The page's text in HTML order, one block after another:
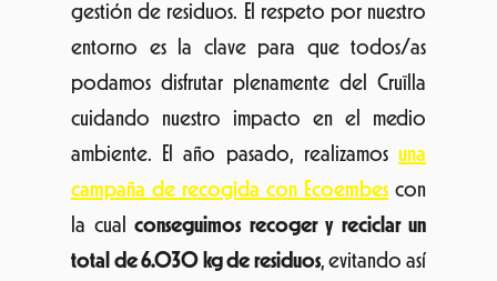
gestión de residuos. El respeto por nuestro
entorno es la clave para que todos/as
podamos disfrutar plenamente del Cruïlla
cuidando nuestro impacto en el medio
ambiente. El año pasado, realizamos una
campaña de recogida con Ecoembes con
la cual conseguimos recoger y reciclar un
total de 6.030 kg de residuos, evitando así